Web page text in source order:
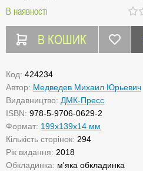
В наявності
В КОШИК
Код: 424234
Автор: Медведев Михаил Юрьевич
Видавництво: ДМК-Пресс
ISBN: 978-5-9706-0629-2
Формат: 199x139x14 мм
Кількість сторінок: 294
Рік видання: 2018
Обкладинка: м'яка обкладинка